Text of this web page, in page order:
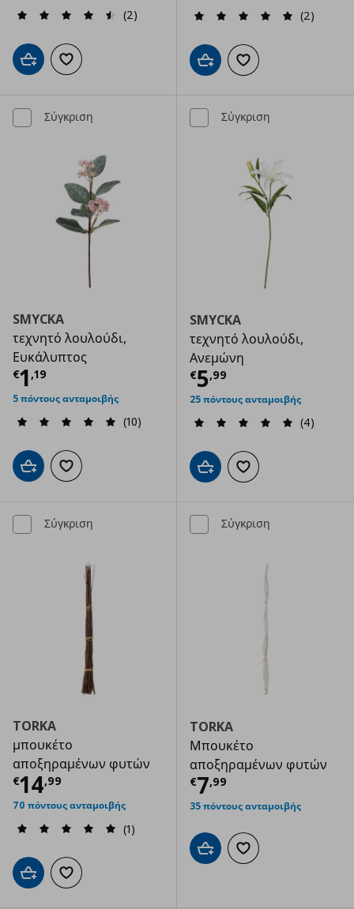
(2)
Προσθήκη στο καλάθι
Προσθήκη στα αγαπημένα
(2)
Προσθήκη στο καλάθι
Προσθήκη στα
Σύγκριση
SMYCKA
τεχνητό λουλούδι,
Ευκάλυπτος
€1 ,19
Τρέχουσα τιμή € 1,19
5 πόντους ανταμοιβής
(10)
Προσθήκη στο καλάθι
Προσθήκη στα αγαπημένα
Σύγκριση
SMYCKA
τεχνητό λουλούδι,
Ανεμώνη
€5,99
Τρέχουσα
25 πόντους ανταμοιβής
(4)
Προσθήκη στο καλάθι
Προσθήκη στα
Σύγκριση
TORKA
μπουκέτο
αποξηραμένων φυτών
€14,99
Τρέχουσα τιμή € 14,99
70 πόντους ανταμοιβής
(1)
Προσθήκη στο καλάθι
Προσθήκη στα αγαπημένα
Σύγκριση
TORKA
Μπουκέτο
αποξηραμένων φυτών
€7,99
Τρέχουσα
35 πόντους ανταμοιβής
Προσθήκη στο καλάθι
Προσθήκη στα